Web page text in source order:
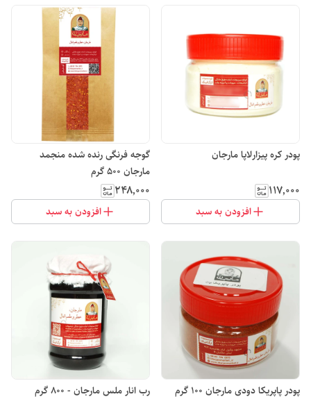
پودر کره پیزارلاپا مارجان
۱۱۷٬۰۰۰
افزودن به سبد
گوجه فرنگی رنده شده منجمد
مارجان 500 گرم
۲۴۸٬۰۰۰
افزودن به سبد
پودر پاپریکا دودی مارجان 100 گرم رب انار ملس مارجان - 800 گرم